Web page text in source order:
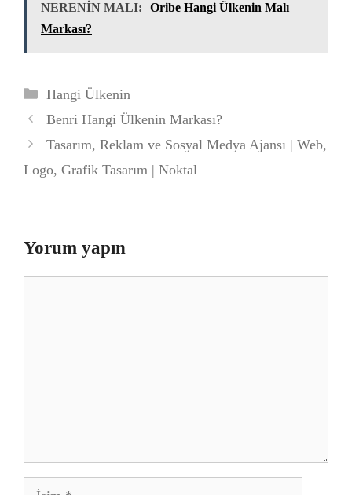
NERENİN MALI:
Oribe Hangi Ülkenin Malı
Markası?
Kategoriler
Hangi Ülkenin
Benri Hangi Ülkenin Markası?
Tasarım, Reklam ve Sosyal Medya Ajansı | Web,
Logo, Grafik Tasarım | Noktal
Yorum yapın
İsim